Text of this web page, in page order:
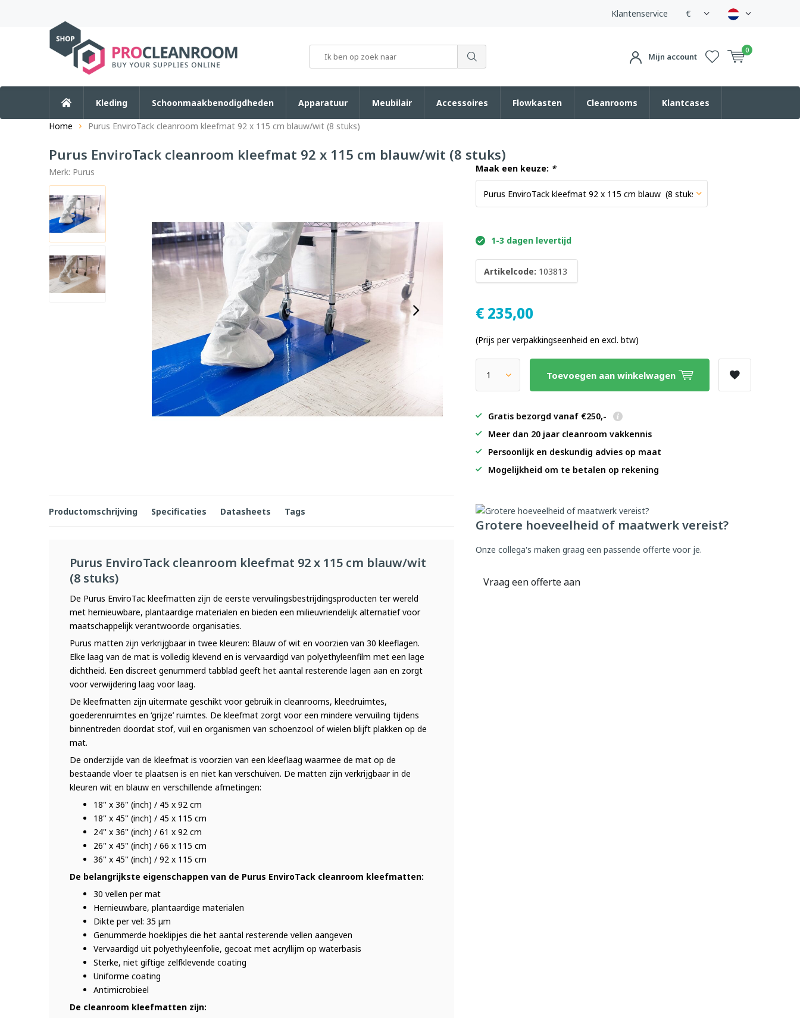
Klantenservice €
Mijn account
0
Kleding Schoonmaakbenodigdheden Apparatuur Meubilair Accessoires Flowkasten Cleanrooms Klantcases
Home Purus EnviroTack cleanroom kleefmat 92 x 115 cm blauw/wit (8 stuks)
Purus EnviroTack cleanroom kleefmat 92 x 115 cm blauw/wit (8 stuks)
Merk: Purus Maak een keuze: *
1-3 dagen levertijd
Artikelcode: 103813
€ 235,00
(Prijs per verpakkingseenheid en excl. btw)
Toevoegen aan winkelwagen
Gratis bezorgd vanaf €250,-
Meer dan 20 jaar cleanroom vakkennis
Persoonlijk en deskundig advies op maat
Mogelijkheid om te betalen op rekening
Productomschrijving Specificaties Datasheets Tags
Purus EnviroTack cleanroom kleefmat 92 x 115 cm blauw/wit
(8 stuks)
De Purus EnviroTac kleefmatten zijn de eerste vervuilingsbestrijdingsproducten ter wereld
met hernieuwbare, plantaardige materialen en bieden een milieuvriendelijk alternatief voor
maatschappelijk verantwoorde organisaties.
Purus matten zijn verkrijgbaar in twee kleuren: Blauw of wit en voorzien van 30 kleeflagen.
Elke laag van de mat is volledig klevend en is vervaardigd van polyethyleenfilm met een lage
dichtheid. Een discreet genummerd tabblad geeft het aantal resterende lagen aan en zorgt
voor verwijdering laag voor laag.
De kleefmatten zijn uitermate geschikt voor gebruik in cleanrooms, kleedruimtes,
goederenruimtes en ‘grijze’ ruimtes. De kleefmat zorgt voor een mindere vervuiling tijdens
binnentreden doordat stof, vuil en organismen van schoenzool of wielen blijft plakken op de
mat.
De onderzijde van de kleefmat is voorzien van een kleeflaag waarmee de mat op de
bestaande vloer te plaatsen is en niet kan verschuiven. De matten zijn verkrijgbaar in de
kleuren wit en blauw en verschillende afmetingen:
18'' x 36'' (inch) / 45 x 92 cm
18'' x 45'' (inch) / 45 x 115 cm
24'' x 36'' (inch) / 61 x 92 cm
26'' x 45'' (inch) / 66 x 115 cm
36'' x 45'' (inch) / 92 x 115 cm
De belangrijkste eigenschappen van de Purus EnviroTack cleanroom kleefmatten:
30 vellen per mat
Hernieuwbare, plantaardige materialen
Dikte per vel: 35 μm
Genummerde hoeklipjes die het aantal resterende vellen aangeven
Vervaardigd uit polyethyleenfolie, gecoat met acryllijm op waterbasis
Sterke, niet giftige zelfklevende coating
Uniforme coating
Antimicrobieel
De cleanroom kleefmatten zijn:
Grotere hoeveelheid of maatwerk vereist?
Onze collega's maken graag een passende offerte voor je.
Vraag een offerte aan